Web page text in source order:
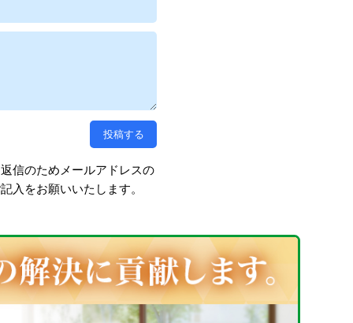
信のためメールアドレスの
入をお願いいたします。